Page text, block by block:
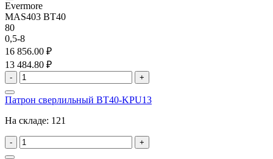
Evermore
MAS403 BT40
80
0,5-8
16 856.00 ₽
13 484.80 ₽
- +
Патрон сверлильный BT40-KPU13
На складе: 121
- +